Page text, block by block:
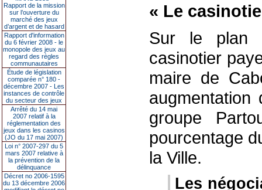
Rapport de la mission
sur l’ouverture du
marché des jeux
d’argent et de hasard
Rapport d'information
du 6 février 2008 - le
monopole des jeux au
regard des règles
communautaires
Étude de législation
comparée n° 180 -
décembre 2007 - Les
instances de contrôle
du secteur des jeux
Arrêté du 14 mai
2007 relatif à la
réglementation des
jeux dans les casinos
(JO du 17 mai 2007)
Loi n° 2007-297 du 5
mars 2007 relative à
la prévention de la
délinquance
Décret no 2006-1595
du 13 décembre 2006
« Le
Sur le plan
casinotier
maire de
groupe
pourcentage
la Ville.
Les